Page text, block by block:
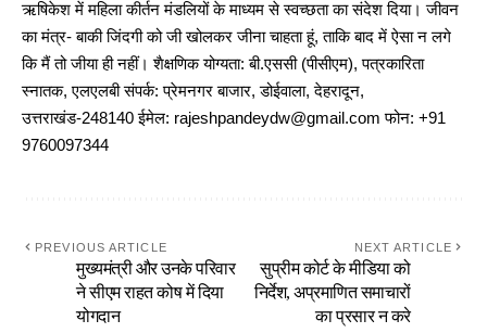
ऋषिकेश में महिला कीर्तन मंडलियों के माध्यम से स्वच्छता का संदेश दिया। जीवन
का मंत्र- बाकी जिंदगी को जी खोलकर जीना चाहता हूं, ताकि बाद में ऐसा न लगे
कि मैं तो जीया ही नहीं। शैक्षणिक योग्यता: बी.एससी (पीसीएम), पत्रकारिता
स्नातक, एलएलबी संपर्क: प्रेमनगर बाजार, डोईवाला, देहरादून,
उत्तराखंड-248140 ईमेल: rajeshpandeydw@gmail.com फोन: +91
9760097344
PREVIOUS ARTICLE
मुख्यमंत्री और उनके परिवार
ने सीएम राहत कोष में दिया
योगदान
NEXT ARTICLE
सुप्रीम कोर्ट के मीडिया को
निर्देश, अप्रमाणित समाचारों
का प्रसार न करे